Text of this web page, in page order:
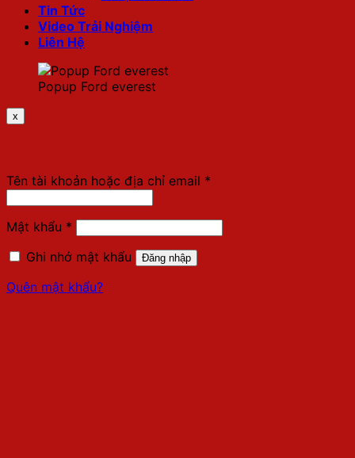
Tin Tức
Video Trải Nghiệm
Liên Hệ
Popup Ford everest
x
Tên tài khoản hoặc địa chỉ email *
Mật khẩu * Bắt
buộc
Ghi nhớ mật khẩu
Đăng nhập
Quên mật khẩu?